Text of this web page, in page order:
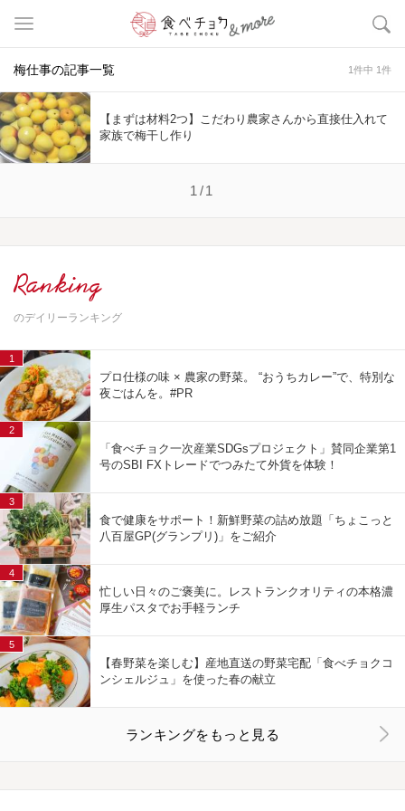
梅仕事の記事一覧 1件中 1件
【まずは材料2つ】こだわり農家さんから直接仕入れて
家族で梅干し作り
1/1
Ranking
のデイリーランキング
プロ仕様の味 × 農家の野菜。 “おうちカレー”で、特別な
夜ごはんを。#PR
1
「食べチョク一次産業SDGsプロジェクト」賛同企業第1
号のSBI FXトレードでつみたて外貨を体験！
2
食で健康をサポート！新鮮野菜の詰め放題「ちょこっと
八百屋GP(グランプリ)」をご紹介
3
忙しい日々のご褒美に。レストランクオリティの本格濃
厚生パスタでお手軽ランチ
4
【春野菜を楽しむ】産地直送の野菜宅配「食べチョクコ
ンシェルジュ」を使った春の献立
5
ランキングをもっと見る